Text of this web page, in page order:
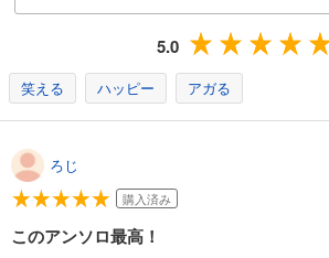
5.0
笑える ハッピー アガる
ろじ
購入済み
このアンソロ最高！